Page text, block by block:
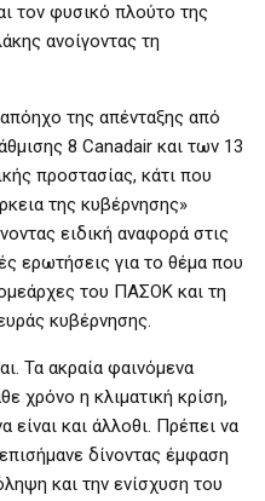
τον φυσικό πλούτο της
ανοίγοντας τη
της απένταξης από
8 Canadair και των 13
προστασίας, κάτι που
της κυβέρνησης»
ειδική αναφορά στις
ερωτήσεις για το θέμα που
του ΠΑΣΟΚ και τη
κυβέρνησης.
Τα ακραία φαινόμενα
χρόνο η κλιματική κρίση,
είναι και άλλοθι. Πρέπει να
δίνοντας έμφαση
και την ενίσχυση του